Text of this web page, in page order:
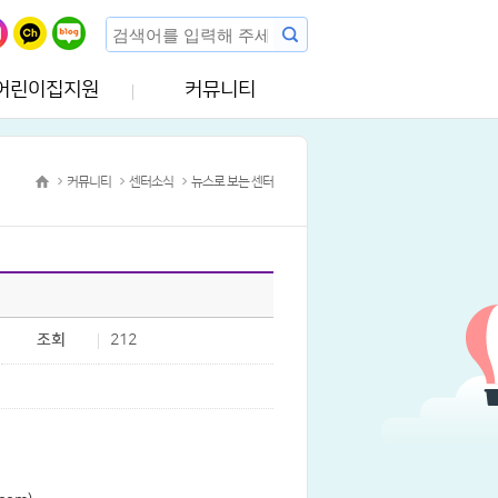
린이집지원 커뮤니티
커뮤니티 센터소식 뉴스로 보는 센터
조회 212